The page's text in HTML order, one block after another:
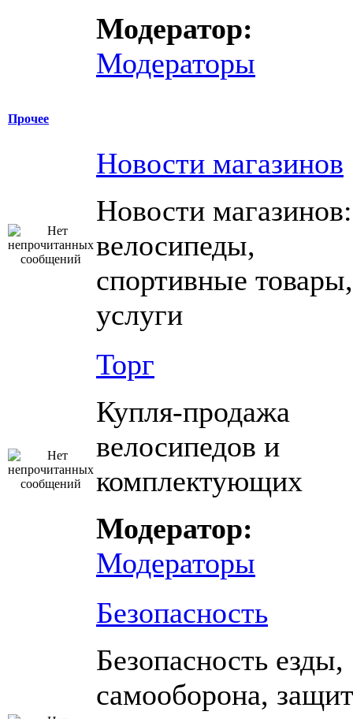
Модератор:
Модераторы
Прочее
Новости магазинов
Новости магазинов:
велосипеды,
спортивные товары,
услуги
Торг
Купля-продажа
велосипедов и
комплектующих
Модератор:
Модераторы
Безопасность
Безопасность езды,
самооборона,